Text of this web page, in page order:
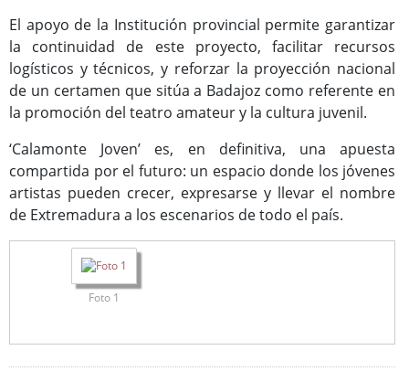
El apoyo de la Institución provincial permite garantizar
la continuidad de este proyecto, facilitar recursos
logísticos y técnicos, y reforzar la proyección nacional
de un certamen que sitúa a Badajoz como referente en
la promoción del teatro amateur y la cultura juvenil.
‘Calamonte Joven’ es, en definitiva, una apuesta
compartida por el futuro: un espacio donde los jóvenes
artistas pueden crecer, expresarse y llevar el nombre
de Extremadura a los escenarios de todo el país.
Foto 1